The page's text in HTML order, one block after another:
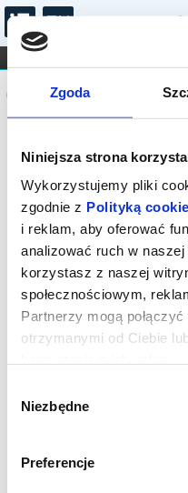
Zgoda
Niniejsza strona
Wykorzystujemy pliki
zgodnie z Polityką
i reklam, aby oferować
analizować ruch w
korzystasz z naszej
społecznościowym,
Partnerzy mogą
otrzymanymi od Ciebie
zgody
Niezbędne
Preferencje
FILHARMONIA OPERA I
DLA DZIECI
Komunikat
Sprzedaż on-line
sprawdź